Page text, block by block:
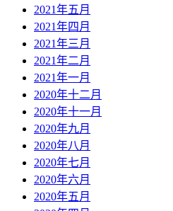
2021年五月
2021年四月
2021年三月
2021年二月
2021年一月
2020年十二月
2020年十一月
2020年九月
2020年八月
2020年七月
2020年六月
2020年五月